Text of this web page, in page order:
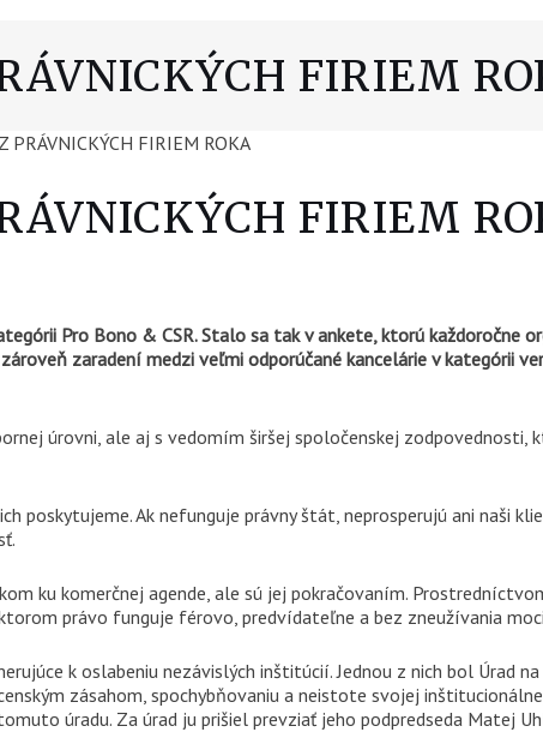
FIRIEM
FIRIEM
Pro Bono & CSR. Stalo sa tak v ankete, ktorú každoročne
zaradení medzi veľmi odporúčané kancelárie v kategórii
úrovni, ale aj s vedomím širšej spoločenskej zodpovednosti,
poskytujeme. Ak nefunguje právny štát, neprosperujú ani naši
ku komerčnej agende, ale sú jej pokračovaním.
právo funguje férovo, predvídateľne a bez zneužívania
k oslabeniu nezávislých inštitúcií. Jednou z nich bol Úrad na
zásahom, spochybňovaniu a neistote svojej
úradu. Za úrad ju prišiel prevziať jeho podpredseda Matej